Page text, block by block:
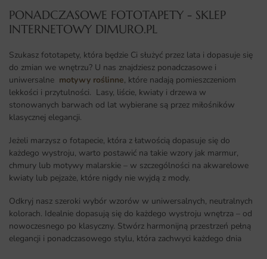
PONADCZASOWE FOTOTAPETY - SKLEP
INTERNETOWY DIMURO.PL​
Szukasz fototapety, która będzie Ci służyć przez lata i dopasuje się
do zmian we wnętrzu? U nas znajdziesz ponadczasowe i
uniwersalne motywy roślinne, które nadają pomieszczeniom
lekkości i przytulności. Lasy, liście, kwiaty i drzewa w
stonowanych barwach od lat wybierane są przez miłośników
klasycznej elegancji.
Jeżeli marzysz o fotapecie, która z łatwością dopasuje się do
każdego wystroju, warto postawić na takie wzory jak marmur,
chmury lub motywy malarskie – w szczególności na akwarelowe
kwiaty lub pejzaże, które nigdy nie wyjdą z mody.
Odkryj nasz szeroki wybór wzorów w uniwersalnych, neutralnych
kolorach. Idealnie dopasują się do każdego wystroju wnętrza – od
nowoczesnego po klasyczny. Stwórz harmonijną przestrzeń pełną
elegancji i ponadczasowego stylu, która zachwyci każdego dnia